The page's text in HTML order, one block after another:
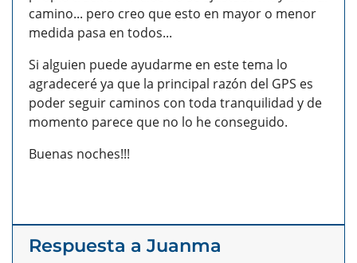
camino... pero creo que esto en mayor o menor
medida pasa en todos...
Si alguien puede ayudarme en este tema lo
agradeceré ya que la principal razón del GPS es
poder seguir caminos con toda tranquilidad y de
momento parece que no lo he conseguido.
Buenas noches!!!
Respuesta a Juanma